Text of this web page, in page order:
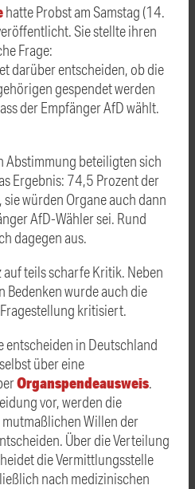
hatte Probst am Samstag (14.
Sie stellte ihren
Frage:
darüber entscheiden, ob die
gespendet werden
der Empfänger AfD wählt.
Abstimmung beteiligten sich
Ergebnis: 74,5 Prozent der
würden Organe auch dann
AfD-Wähler sei. Rund
dagegen aus.
teils scharfe Kritik. Neben
Bedenken wurde auch die
kritisiert.
entscheiden in Deutschland
über eine
Organspendeausweis.
vor, werden die
Willen der
Über die Verteilung
die Vermittlungsstelle
nach medizinischen